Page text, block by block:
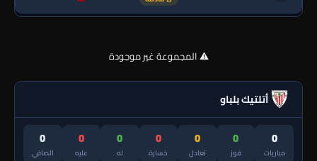
⚠️ المجموعة غير موجودة
أتلتيك بلباو
0
مباريات
0
فوز
0
تعادل
0
خسارة
0
له
0
عليه
0
الصافي